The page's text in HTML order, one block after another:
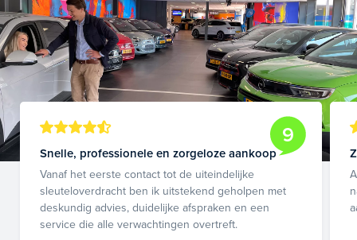
9
Snelle, professionele en zorgeloze aankoop
Vanaf het eerste contact tot de uiteindelijke
sleuteloverdracht ben ik uitstekend geholpen met
deskundig advies, duidelijke afspraken en een
service die alle verwachtingen overtreft.